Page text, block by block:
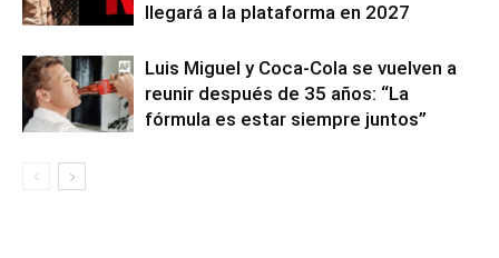
llegará a la plataforma en 2027
Luis Miguel y Coca-Cola se vuelven a
reunir después de 35 años: “La
fórmula es estar siempre juntos”